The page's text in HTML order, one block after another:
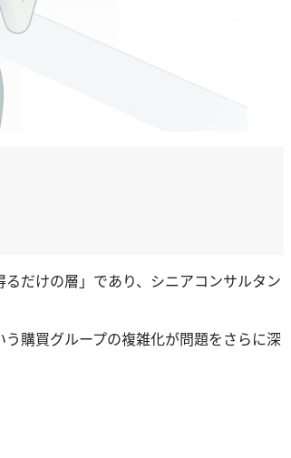
だけの層」であり、シニアコンサルタン
購買グループの複雑化が問題をさらに深